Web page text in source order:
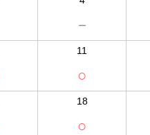
－
11
○
18
○